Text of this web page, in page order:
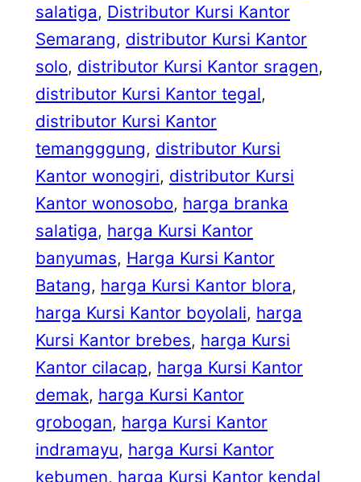
salatiga, Distributor Kursi Kantor
Semarang, distributor Kursi Kantor
solo, distributor Kursi Kantor sragen
distributor Kursi Kantor tegal
distributor Kursi Kantor
temangggung, distributor Kursi
Kantor wonogiri, distributor Kursi
Kantor wonosobo, harga branka
salatiga, harga Kursi Kantor
banyumas, Harga Kursi Kantor
Batang, harga Kursi Kantor blora
harga Kursi Kantor boyolali, harga
Kursi Kantor brebes, harga Kursi
Kantor cilacap, harga Kursi Kantor
demak, harga Kursi Kantor
grobogan, harga Kursi Kantor
indramayu, harga Kursi Kantor
kebumen, harga Kursi Kantor kendal